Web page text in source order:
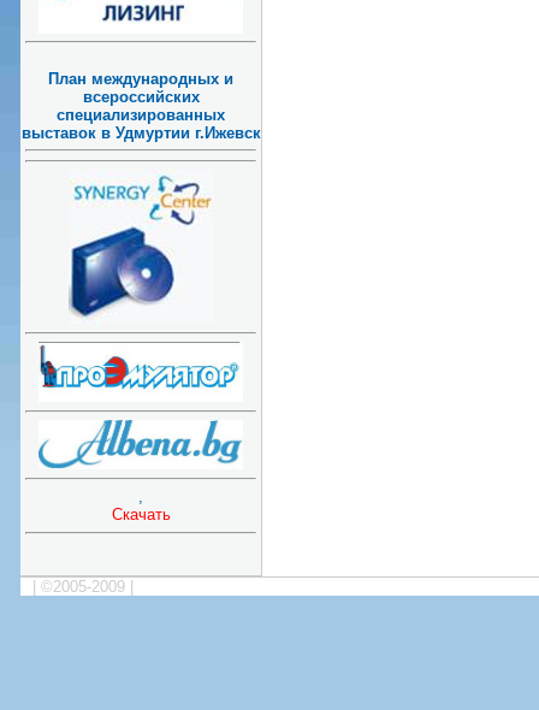
План международных и
всероссийских
специализированных
выставок в Удмуртии г.Ижевск
,
Скачать
| ©2005-2009 |